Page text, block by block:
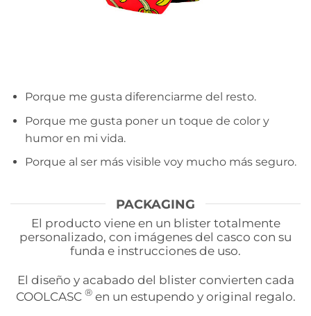
Porque me gusta diferenciarme del resto.
Porque me gusta poner un toque de color y
humor en mi vida.
Porque al ser más visible voy mucho más seguro.
PACKAGING
El producto viene en un blister totalmente
personalizado, con imágenes del casco con su
funda e instrucciones de uso.
El diseño y acabado del blister convierten cada
COOLCASC® en un estupendo y original regalo.